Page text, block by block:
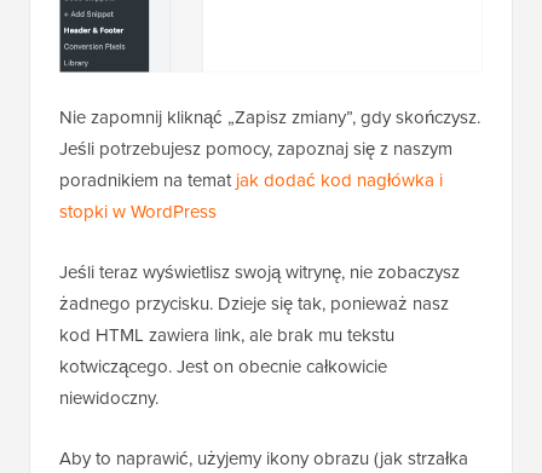
Nie zapomnij kliknąć „Zapisz zmiany”, gdy skończysz.
Jeśli potrzebujesz pomocy, zapoznaj się z naszym
poradnikiem na tematjak dodać kod nagłówka i
stopki w WordPress
Jeśli teraz wyświetlisz swoją witrynę, nie zobaczysz
żadnego przycisku. Dzieje się tak, ponieważ nasz
kod HTML zawiera link, ale brak mu tekstu
kotwiczącego. Jest on obecnie całkowicie
niewidoczny.
Aby to naprawić, użyjemy ikony obrazu (jak strzałka